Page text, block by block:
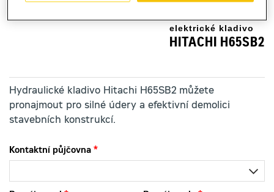
elektrické kladivo
HITACHI H65SB2
Hydraulické kladivo Hitachi H65SB2 můžete
pronajmout pro silné údery a efektivní demolici
stavebních konstrukcí.
Kontaktní půjčovna